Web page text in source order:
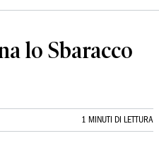
lo Sbaracco
1 MINUTI DI LETTURA